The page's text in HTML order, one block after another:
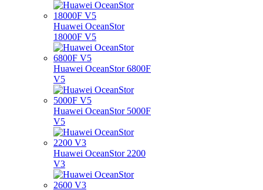
Huawei OceanStor
18000F V5
Huawei OceanStor 6800F
V5
Huawei OceanStor 5000F
V5
Huawei OceanStor 2200
V3